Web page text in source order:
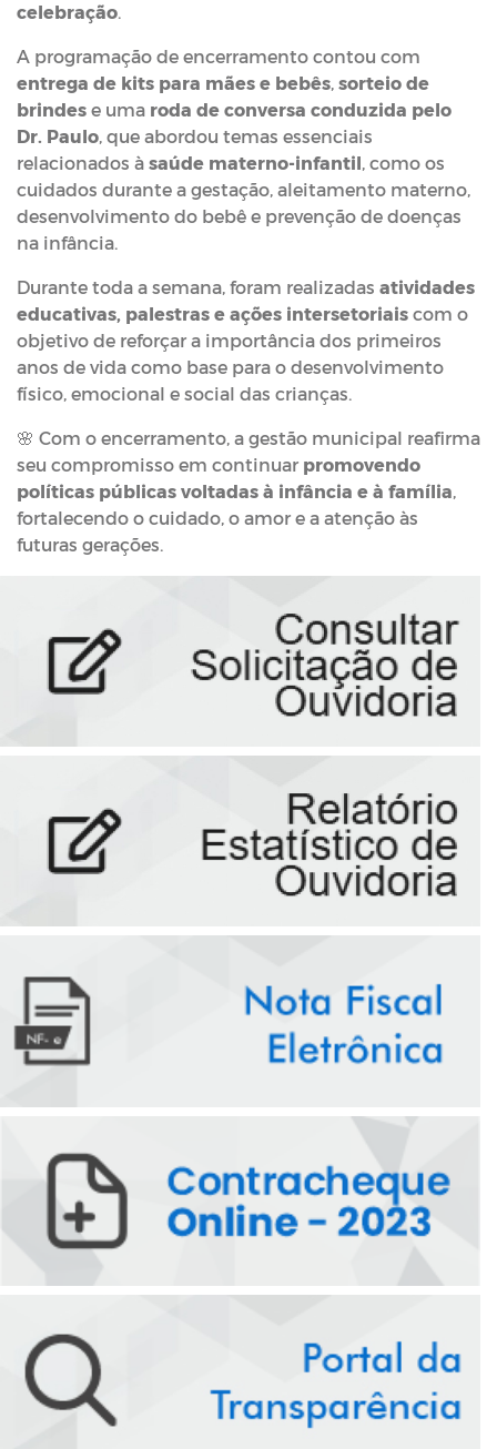
celebração.
A programação de encerramento contou com
entrega de kits para mães e bebês, sorteio de
brindes e uma roda de conversa conduzida pelo
Dr. Paulo, que abordou temas essenciais
relacionados à saúde materno-infantil, como os
cuidados durante a gestação, aleitamento materno,
desenvolvimento do bebê e prevenção de doenças
na infância.
Durante toda a semana, foram realizadas atividades
educativas, palestras e ações intersetoriais com o
objetivo de reforçar a importância dos primeiros
anos de vida como base para o desenvolvimento
físico, emocional e social das crianças.
🌸 Com o encerramento, a gestão municipal reafirma
seu compromisso em continuar promovendo
políticas públicas voltadas à infância e à família,
fortalecendo o cuidado, o amor e a atenção às
futuras gerações.